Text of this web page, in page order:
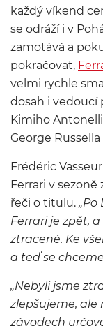
každý víkend
se odráží i v
zamotává a
pokračovat,
velmi rychle
dosah i vedoucí
Kimiho
George
Frédéric
Ferrari v
řeči o titulu. „Po
Ferrari je zpět,
ztracené. Ke
a teď se
„Nebyli jsme
zlepšujeme, ale
závodech